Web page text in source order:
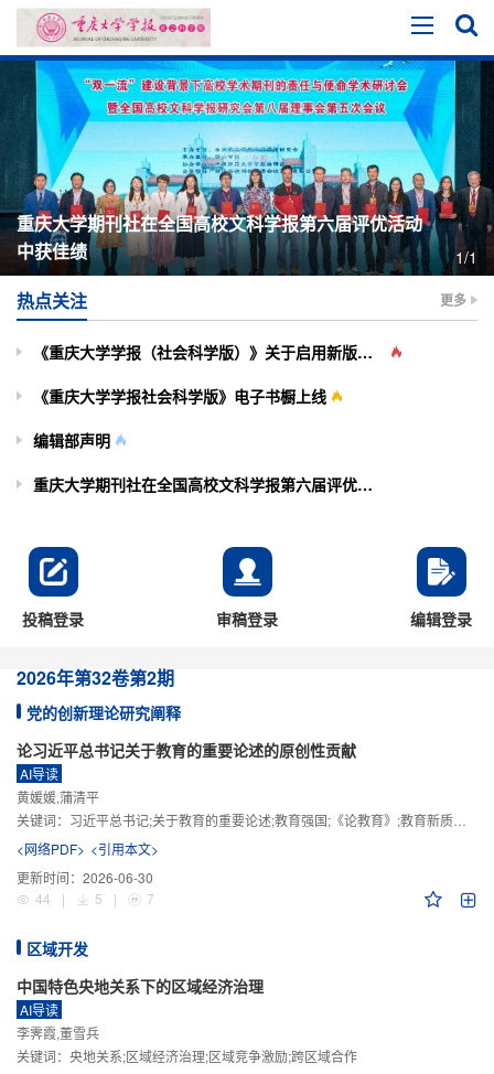
重庆大学期刊社在全国高校文科学报第六届评优活动
中获佳绩
1/1
热点关注 更多
《重庆大学学报（社会科学版）》关于启用新版投审稿系统的通知
《重庆大学学报社会科学版》电子书橱上线
编辑部声明
重庆大学期刊社在全国高校文科学报第六届评优活动中获佳绩
投稿登录 审稿登录 编辑登录
2026年第32卷第2期
党的创新理论研究阐释
论习近平总书记关于教育的重要论述的原创性贡献
AI导读
黄媛媛,蒲清平
关键词： 习近平总书记;关于教育的重要论述;教育强国;《论教育》;教育新质生产力;教育人工智能
<网络PDF> <引用本文>
更新时间： 2026-06-30
44
| 5 | 7
区域开发
中国特色央地关系下的区域经济治理
AI导读
李霁霞,董雪兵
关键词： 央地关系;区域经济治理;区域竞争激励;跨区域合作